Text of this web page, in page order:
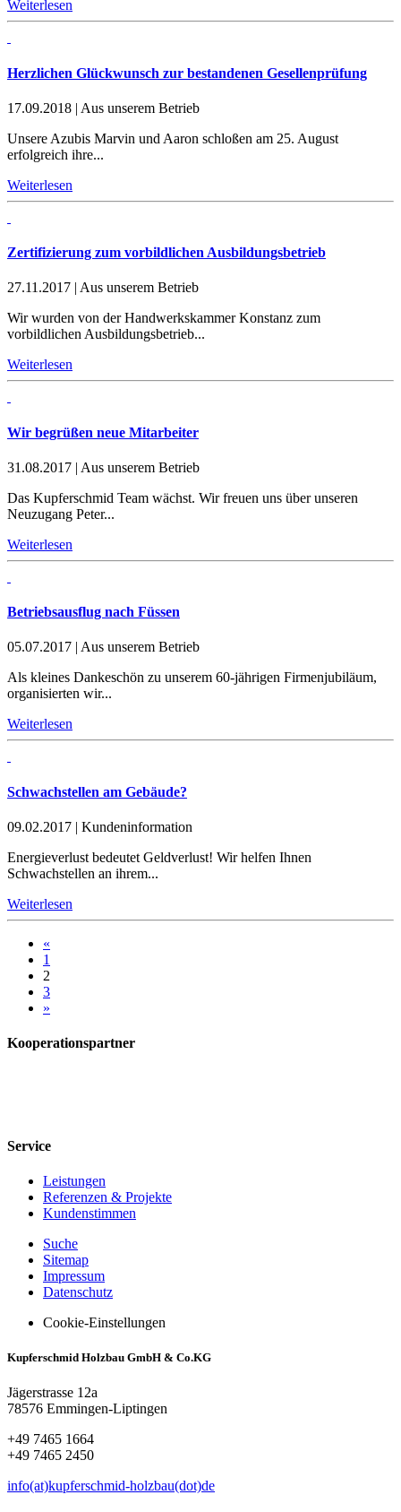
Weiterlesen
Herzlichen Glückwunsch zur bestandenen Gesellenprüfung
17.09.2018 | Aus unserem Betrieb
Unsere Azubis Marvin und Aaron schloßen am 25. August
erfolgreich ihre...
Weiterlesen
Zertifizierung zum vorbildlichen Ausbildungsbetrieb
27.11.2017 | Aus unserem Betrieb
Wir wurden von der Handwerkskammer Konstanz zum
vorbildlichen Ausbildungsbetrieb...
Weiterlesen
Wir begrüßen neue Mitarbeiter
31.08.2017 | Aus unserem Betrieb
Das Kupferschmid Team wächst. Wir freuen uns über unseren
Neuzugang Peter...
Weiterlesen
Betriebsausflug nach Füssen
05.07.2017 | Aus unserem Betrieb
Als kleines Dankeschön zu unserem 60-jährigen Firmenjubiläum,
organisierten wir...
Weiterlesen
Schwachstellen am Gebäude?
09.02.2017 | Kundeninformation
Energieverlust bedeutet Geldverlust! Wir helfen Ihnen
Schwachstellen an ihrem...
Weiterlesen
«
1
2
3
»
Kooperationspartner
Service
Leistungen
Referenzen & Projekte
Kundenstimmen
Suche
Sitemap
Impressum
Datenschutz
Cookie-Einstellungen
Kupferschmid Holzbau GmbH & Co.KG
Jägerstrasse 12a
78576 Emmingen-Liptingen
+49 7465 1664
+49 7465 2450
info(at)kupferschmid-holzbau(dot)de